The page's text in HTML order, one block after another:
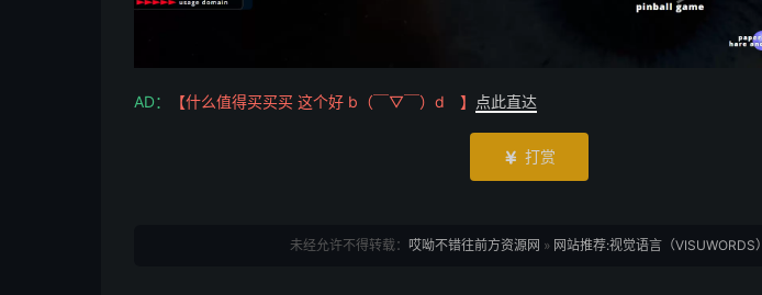
AD： 【什么值得买买买 这个好 b（￣▽￣）d 】 点此直达
 打赏
未经允许不得转载： 哎呦不错往前方资源网 » 网站推荐:视觉语言（VISUWORDS）